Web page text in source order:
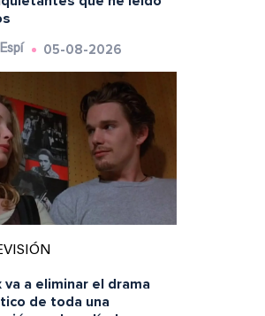
05-08-2026
va a eliminar el drama
de toda una